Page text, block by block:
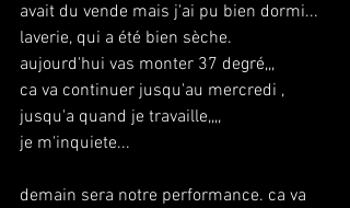
avait du vende mais j'ai pu bien dormi...
laverie, qui a été bien sèche.
aujourd'hui vas monter 37 degré,,,
ca va continuer jusqu'au mercredi ,
jusqu'a quand je travaille,,,,
je m'inquiete...
demain sera notre performance. ca va